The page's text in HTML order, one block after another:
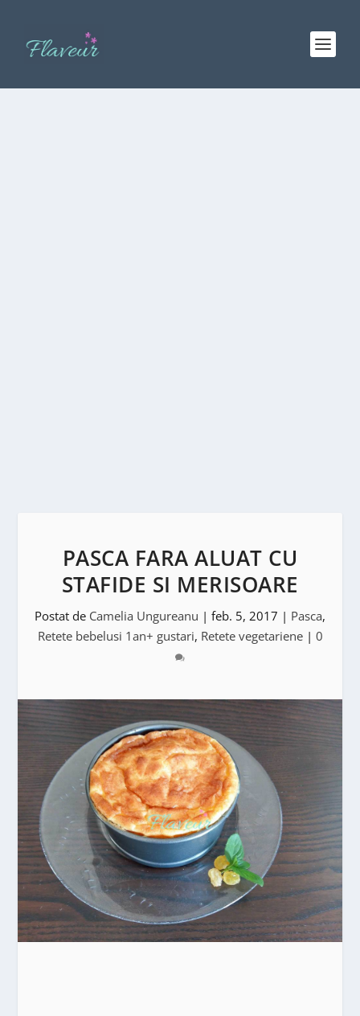
PASCA FARA ALUAT CU
STAFIDE SI MERISOARE
Postat de Camelia Ungureanu | feb. 5, 2017 | Pasca,
Retete bebelusi 1an+ gustari, Retete vegetariene| 0